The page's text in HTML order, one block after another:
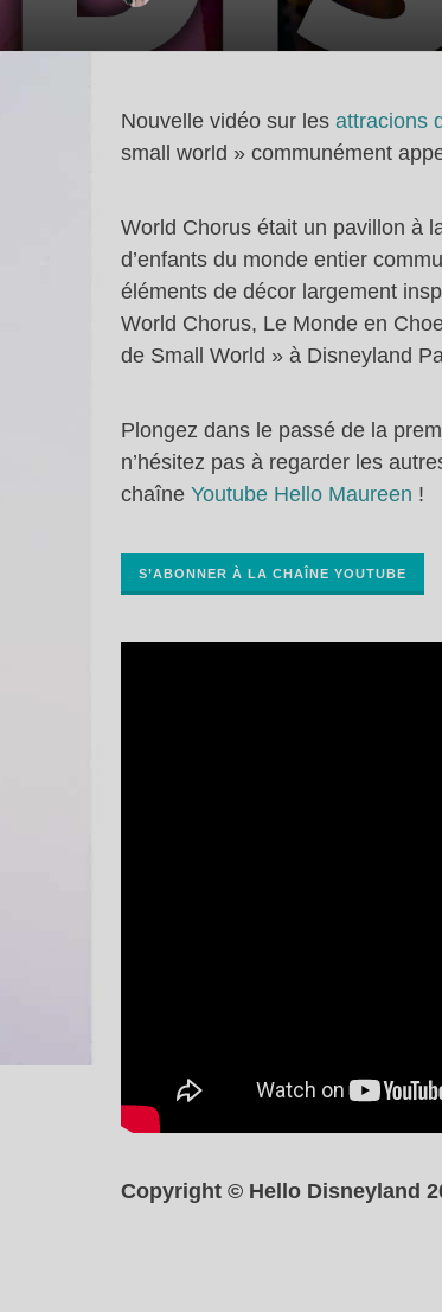
Nouvelle vidéo sur les attracions
small world » communément
World Chorus était un pavillon à
d’enfants du monde entier
éléments de décor largement
World Chorus, Le Monde en
de Small World » à Disneyland
Plongez dans le passé de la
n’hésitez pas à regarder les
chaîne Youtube Hello Maureen !
S’ABONNER À LA CHAÎNE YOUTUBE
Copyright © Hello Disneyland